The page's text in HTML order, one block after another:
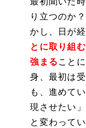
り立つのか
かし、日が
とに取り組
強まる こと
身、最初は
も、進めて
現させたい
と変わって